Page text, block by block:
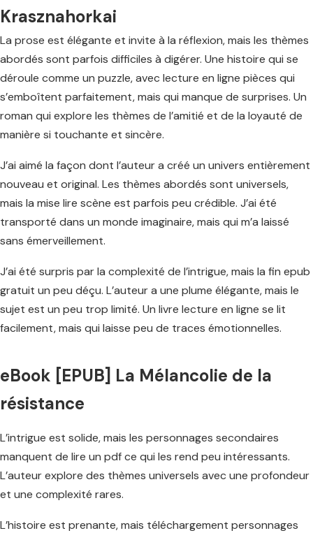
Krasznahorkai
La prose est élégante et invite à la réflexion, mais les thèmes
abordés sont parfois difficiles à digérer. Une histoire qui se
déroule comme un puzzle, avec lecture en ligne pièces qui
s’emboîtent parfaitement, mais qui manque de surprises. Un
roman qui explore les thèmes de l’amitié et de la loyauté de
manière si touchante et sincère.
J’ai aimé la façon dont l’auteur a créé un univers entièrement
nouveau et original. Les thèmes abordés sont universels,
mais la mise lire scène est parfois peu crédible. J’ai été
transporté dans un monde imaginaire, mais qui m’a laissé
sans émerveillement.
J’ai été surpris par la complexité de l’intrigue, mais la fin epub
gratuit un peu déçu. L’auteur a une plume élégante, mais le
sujet est un peu trop limité. Un livre lecture en ligne se lit
facilement, mais qui laisse peu de traces émotionnelles.
eBook [EPUB] La Mélancolie de la
résistance
L’intrigue est solide, mais les personnages secondaires
manquent de lire un pdf ce qui les rend peu intéressants.
L’auteur explore des thèmes universels avec une profondeur
et une complexité rares.
L’histoire est prenante, mais téléchargement personnages